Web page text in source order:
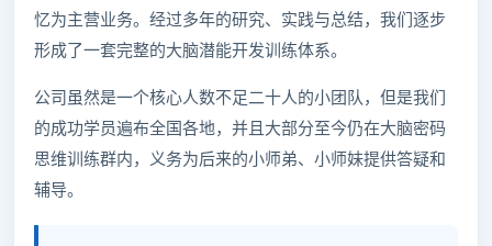
忆为主营业务。经过多年的研究、实践与总结，我们逐步
形成了一套完整的大脑潜能开发训练体系。
公司虽然是一个核心人数不足二十人的小团队，但是我们
的成功学员遍布全国各地，并且大部分至今仍在大脑密码
思维训练群内，义务为后来的小师弟、小师妹提供答疑和
辅导。